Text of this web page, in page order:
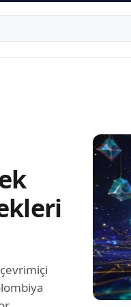
0850 444 30 49E-